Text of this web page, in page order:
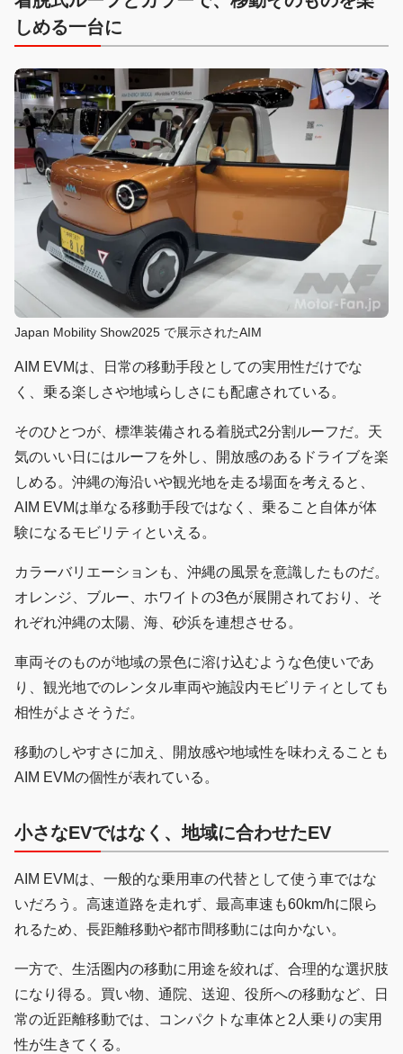
しめる一台に
Japan Mobility Show2025 で展示されたAIM
AIM EVMは、日常の移動手段としての実用性だけでな
く、乗る楽しさや地域らしさにも配慮されている。
そのひとつが、標準装備される着脱式2分割ルーフだ。天
気のいい日にはルーフを外し、開放感のあるドライブを楽
しめる。沖縄の海沿いや観光地を走る場面を考えると、
AIM EVMは単なる移動手段ではなく、乗ること自体が体
験になるモビリティといえる。
カラーバリエーションも、沖縄の風景を意識したものだ。
オレンジ、ブルー、ホワイトの3色が展開されており、そ
れぞれ沖縄の太陽、海、砂浜を連想させる。
車両そのものが地域の景色に溶け込むような色使いであ
り、観光地でのレンタル車両や施設内モビリティとしても
相性がよさそうだ。
移動のしやすさに加え、開放感や地域性を味わえることも
AIM EVMの個性が表れている。
小さなEVではなく、地域に合わせたEV
AIM EVMは、一般的な乗用車の代替として使う車ではな
いだろう。高速道路を走れず、最高車速も60km/hに限ら
れるため、長距離移動や都市間移動には向かない。
一方で、生活圏内の移動に用途を絞れば、合理的な選択肢
になり得る。買い物、通院、送迎、役所への移動など、日
常の近距離移動では、コンパクトな車体と2人乗りの実用
性が生きてくる。